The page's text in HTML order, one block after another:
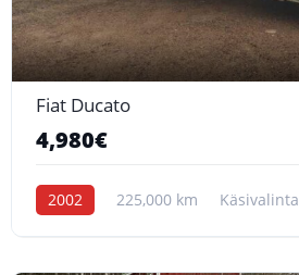
Fiat Ducato
4,980€
2002 225,000 km